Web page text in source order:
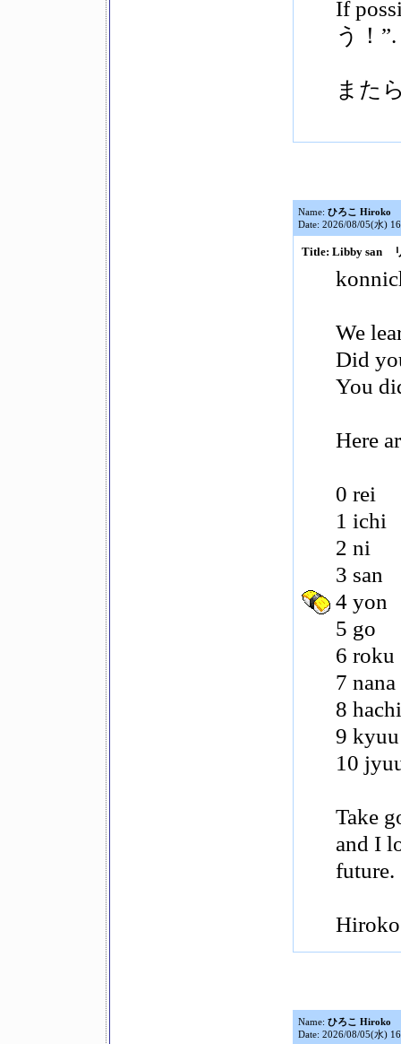
If
う！”.
また
Name: ひろこ Hiroko
Date: 2026/08/05(水)
Title: Libby san
We
Did
You
Here
0 rei
1 ichi
2 ni
3 san
4 yon
5 go
6 roku
7 nana
8 hachi
9 kyuu
10
Take
and I
future.
Name: ひろこ Hiroko
Date: 2026/08/05(水)